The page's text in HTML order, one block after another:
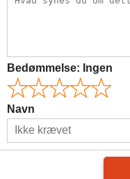
Bedømmelse: Ingen
Navn